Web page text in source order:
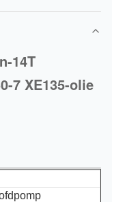
14T
7 XE135-olie